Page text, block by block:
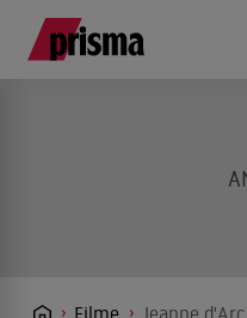
Filme Jeanne